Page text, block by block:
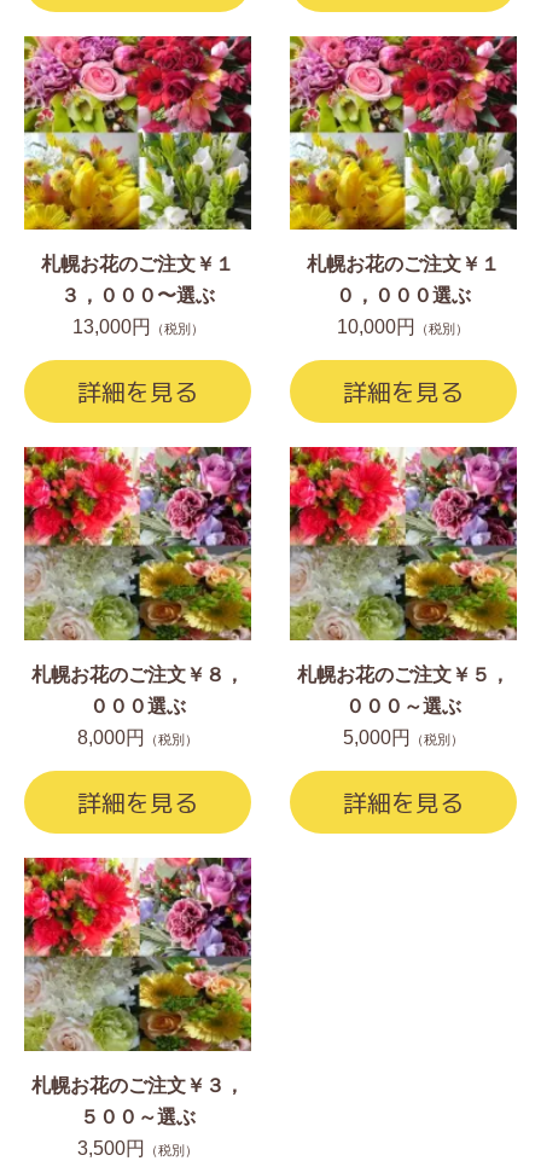
札幌お花のご注文￥１
３，０００〜選ぶ
13,000円
（税別）
詳細を見る
札幌お花のご注文￥１
０，０００選ぶ
10,000円
（税別）
詳細を見る
札幌お花のご注文￥８，
０００選ぶ
8,000円
（税別）
詳細を見る
札幌お花のご注文￥５，
０００～選ぶ
5,000円
（税別）
詳細を見る
札幌お花のご注文￥３，
５００～選ぶ
3,500円
（税別）